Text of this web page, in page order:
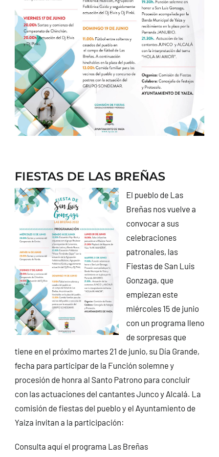
FIESTAS DE LAS BREÑAS
El pueblo de Las
Breñas nos vuelve a
convocar a sus
celebraciones
patronales, las
Fiestas de San Luis
Gonzaga, que
empiezan este
miércoles 15 de junio
con un programa lleno
de sorpresas que
tiene en el próximo martes 21 de junio, su Día Grande,
fecha para participar de la Función solemne y
procesión de honra al Santo Patrono para concluir
con las actuaciones del cantantes Junco y Alcalá. La
comisión de fiestas del pueblo y el Ayuntamiento de
Yaiza invitan a la participación:
Consulta aquí el programa Las Breñas